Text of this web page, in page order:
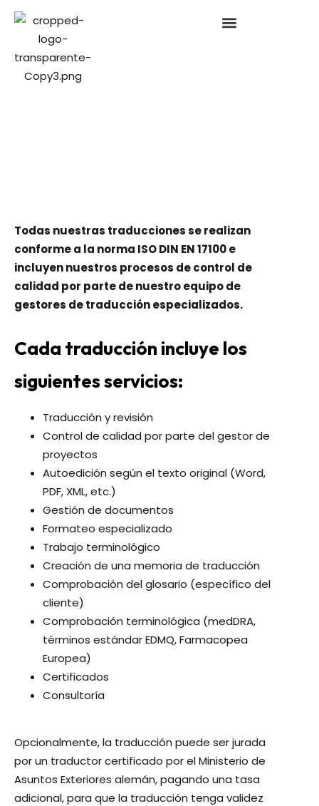
Todas nuestras traducciones se realizan
conforme a la norma ISO DIN EN 17100 e
incluyen nuestros procesos de control de
calidad por parte de nuestro equipo de
gestores de traducción especializados.
Cada traducción incluye los
siguientes servicios:
Traducción y revisión
Control de calidad por parte del gestor de
proyectos
Autoedición según el texto original (Word,
PDF, XML, etc.)
Gestión de documentos
Formateo especializado
Trabajo terminológico
Creación de una memoria de traducción
Comprobación del glosario (específico del
cliente)
Comprobación terminológica (medDRA,
términos estándar EDMQ, Farmacopea
Europea)
Certificados
Consultoría
Opcionalmente, la traducción puede ser jurada
por un traductor certificado por el Ministerio de
Asuntos Exteriores alemán, pagando una tasa
adicional, para que la traducción tenga validez